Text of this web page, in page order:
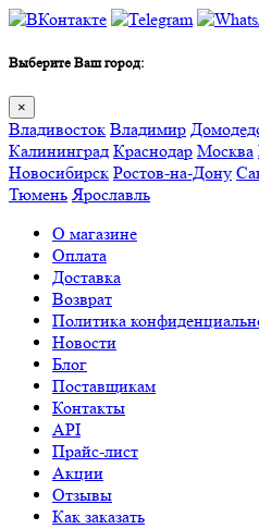
Выберите Ваш город:
×
Владивосток Владимир
Калининград Краснодар Москва
Новосибирск Ростов-на-Дону
Тюмень Ярославль
О магазине
Оплата
Доставка
Возврат
Политика
Новости
Блог
Поставщикам
Контакты
API
Прайс-лист
Акции
Отзывы
Как заказать